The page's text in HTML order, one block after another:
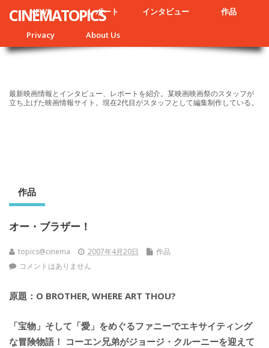
NEWS レポート インタビュー 作品
Privacy About Us
CINEMATOPICS
最新映画情報とインタビュー、レポートを紹介。某映画映画祭のスタッフが
立ち上げた映画情報サイト。現在2代目がスタッフとして編集制作している。
作品
オー・ブラザー！
topics@cinema 2007年4月20日
作品
コメントはありません
原題：O BROTHER, WHERE ART THOU?
「宝物」そして「愛」をめぐるファニーでエキサイティング
な冒険物語！ コーエン兄弟がジョージ・クルーニーを迎えて